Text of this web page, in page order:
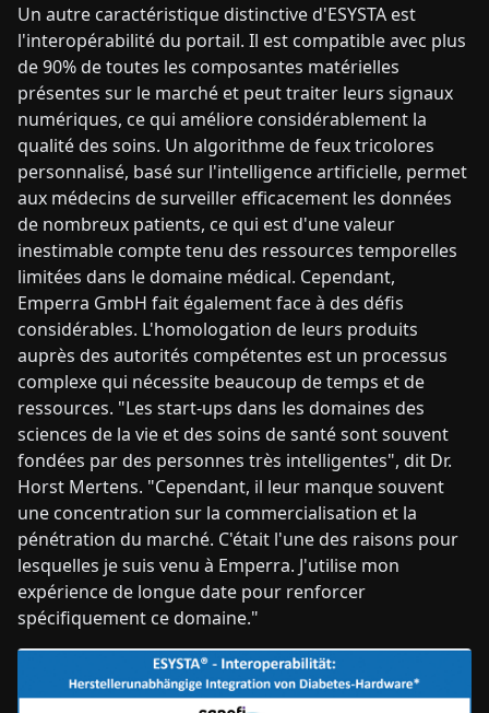
Un autre caractéristique distinctive d'ESYSTA est
l'interopérabilité du portail. Il est compatible avec plus
de 90% de toutes les composantes matérielles
présentes sur le marché et peut traiter leurs signaux
numériques, ce qui améliore considérablement la
qualité des soins. Un algorithme de feux tricolores
personnalisé, basé sur l'intelligence artificielle, permet
aux médecins de surveiller efficacement les données
de nombreux patients, ce qui est d'une valeur
inestimable compte tenu des ressources temporelles
limitées dans le domaine médical. Cependant,
Emperra GmbH fait également face à des défis
considérables. L'homologation de leurs produits
auprès des autorités compétentes est un processus
complexe qui nécessite beaucoup de temps et de
ressources. "Les start-ups dans les domaines des
sciences de la vie et des soins de santé sont souvent
fondées par des personnes très intelligentes", dit Dr.
Horst Mertens. "Cependant, il leur manque souvent
une concentration sur la commercialisation et la
pénétration du marché. C'était l'une des raisons pour
lesquelles je suis venu à Emperra. J'utilise mon
expérience de longue date pour renforcer
spécifiquement ce domaine."